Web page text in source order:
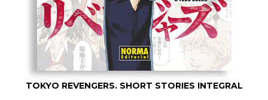
TOKYO REVENGERS. SHORT STORIES INTEGRAL